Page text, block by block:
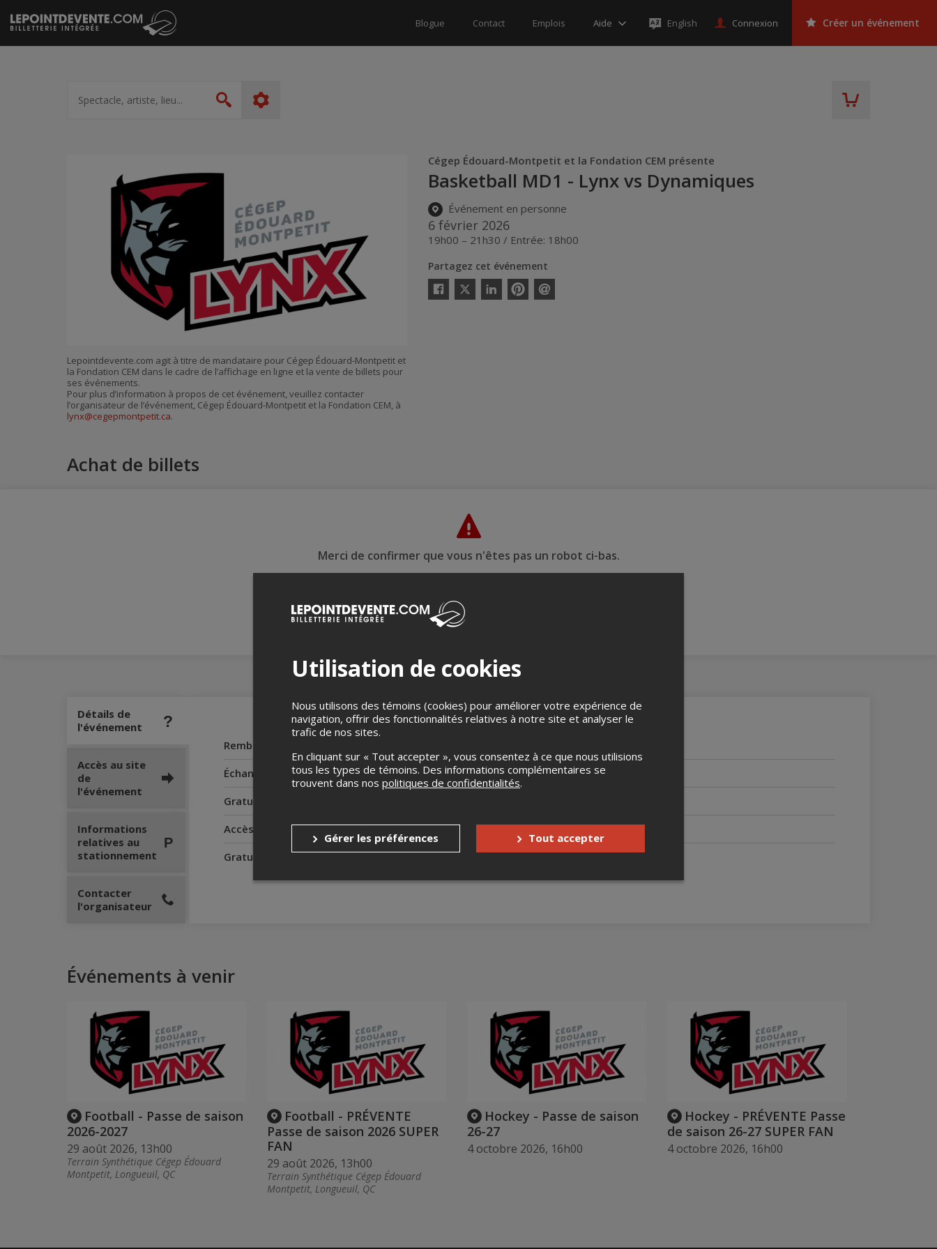
Passer
au
contenu
Blogue Contact Emplois Aide English Connexion Créer un événement
artiste,
lieu...
Rechercher
Cégep Édouard-Montpetit et la Fondation CEM présente
Basketball MD1 - Lynx vs Dynamiques
Événement en personne
6 février 2026
19h00 – 21h30 / Entrée: 18h00
Partagez cet événement
Facebook
Twitter
LinkedinPinterestEnvoyer
Lepointdevente.com agit à titre de mandataire pour Cégep Édouard-Montpetit et
la Fondation CEM dans le cadre de l’affichage en ligne et la vente de billets pour
ses événements.
Pour plus d’information à propos de cet événement, veuillez contacter
l’organisateur de l’événement, Cégep Édouard-Montpetit et la Fondation CEM, à
lynx@cegepmontpetit.ca.
Achat de billets
Merci de confirmer que vous n'êtes pas un robot ci-bas.
Détails de
l'événement
Remboursements
Échanges
Aucun échange
Gratuité pour les enfants
Accès pour personnes à mobilité réduite
Oui
Gratuité pour l'accompagnateur
Non
Accès au site
de
l'événement
Informations
relatives au
stationnement
Contacter
l'organisateur
Événements à venir
Football - Passe de saison
2026-2027
29 août 2026, 13h00
Terrain Synthétique Cégep Édouard
Montpetit, Longueuil, QC
Football - PRÉVENTE
Passe de saison 2026 SUPER
FAN
29 août 2026, 13h00
Terrain Synthétique Cégep Édouard
Montpetit, Longueuil, QC
Hockey - Passe de saison
26-27
4 octobre 2026, 16h00
Hockey - PRÉVENTE Passe
de saison 26-27 SUPER FAN
4 octobre 2026, 16h00
Utilisation de cookies
Nous utilisons des témoins (cookies) pour améliorer votre expérience de
navigation, offrir des fonctionnalités relatives à notre site et analyser le
trafic de nos sites.
En cliquant sur « Tout accepter », vous consentez à ce que nous utilisions
tous les types de témoins. Des informations complémentaires se
trouvent dans nos politiques de confidentialités.
Gérer les préférences Tout accepter